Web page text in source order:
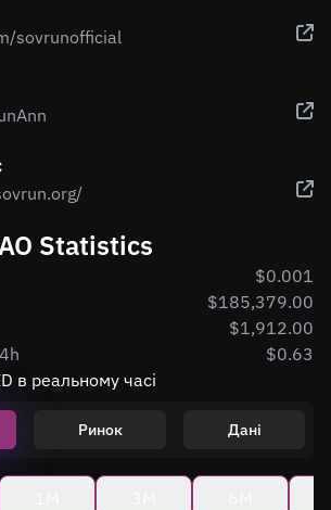
sovrunofficial
Statistics
$0.001
$185,379.00
$1,912.00
$0.63
в реальному часі
Ринок Дані